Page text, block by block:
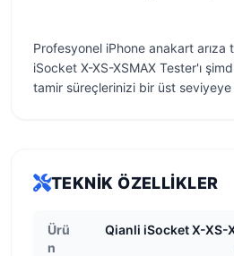
Profesyonel iPhone anakart arıza
iSocket X-XS-XSMAX Tester'ı
tamir süreçlerinizi bir üst seviyeye
TEKNIK ÖZELLIKLER
Ürü
n
Qianli iSocket X-XS-